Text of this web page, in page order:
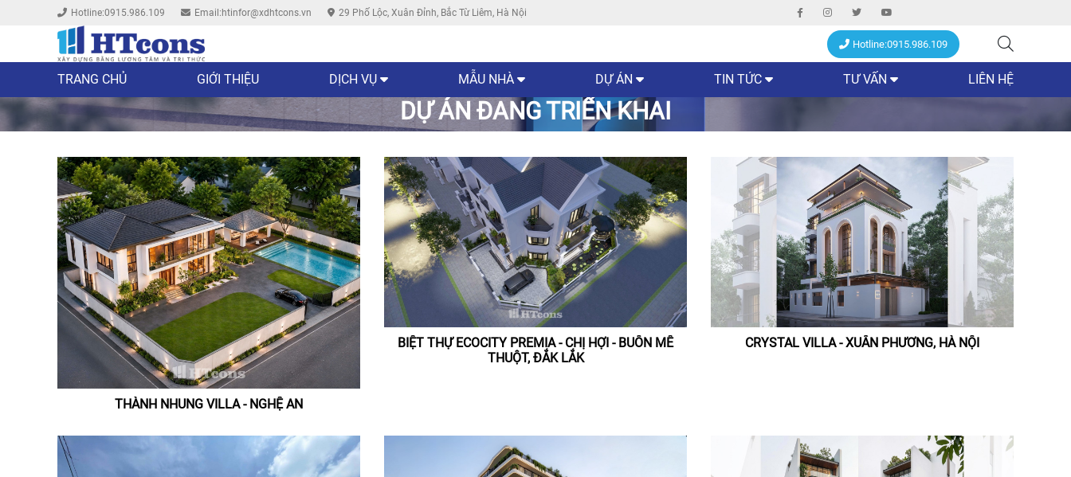
Hotline:0915.986.109 Email:htinfor@xdhtcons.vn 29 Phố Lộc, Xuân Đỉnh, Bắc Từ Liêm, Hà Nội
Hotline:0915.986.109
TRANG CHỦ GIỚI THIỆU DỊCH VỤ MẪU NHÀ DỰ ÁN TIN TỨC TƯ VẤN LIÊN HỆ
DỰ ÁN ĐANG TRIỂN KHAI
THÀNH NHUNG VILLA - NGHỆ AN
BIỆT THỰ ECOCITY PREMIA - CHỊ HỢI - BUÔN MÊ
THUỘT, ĐẮK LẮK
CRYSTAL VILLA - XUÂN PHƯƠNG, HÀ NỘI